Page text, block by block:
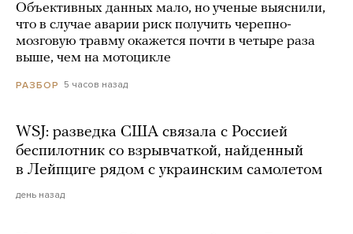
Объективных данных мало, но ученые выяснили,
что в случае аварии риск получить черепно-
мозговую травму окажется почти в четыре раза
выше, чем на мотоцикле
РАЗБОР 5 часов назад
WSJ: разведка США связала с Россией
беспилотник со взрывчаткой, найденный
в Лейпциге рядом с украинским самолетом
день назад